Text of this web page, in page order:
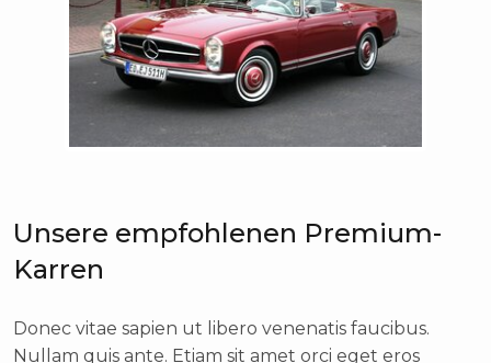
Unsere empfohlenen Premium-
Karren
Donec vitae sapien ut libero venenatis faucibus.
Nullam quis ante. Etiam sit amet orci eget eros